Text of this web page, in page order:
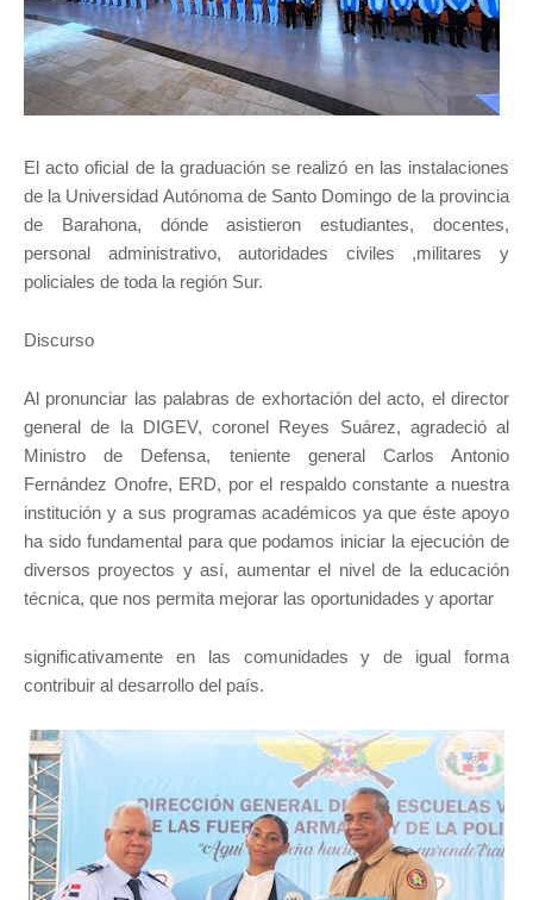
El acto oficial de la graduación se realizó en las instalaciones
de la Universidad Autónoma de Santo Domingo de la provincia
de Barahona, dónde asistieron estudiantes, docentes,
personal administrativo, autoridades civiles ,militares y
policiales de toda la región Sur.
Discurso
Al pronunciar las palabras de exhortación del acto, el director
general de la DIGEV, coronel Reyes Suárez, agradeció al
Ministro de Defensa, teniente general Carlos Antonio
Fernández Onofre, ERD, por el respaldo constante a nuestra
institución y a sus programas académicos ya que éste apoyo
ha sido fundamental para que podamos iniciar la ejecución de
diversos proyectos y así, aumentar el nivel de la educación
técnica, que nos permita mejorar las oportunidades y aportar
significativamente en las comunidades y de igual forma
contribuir al desarrollo del país.